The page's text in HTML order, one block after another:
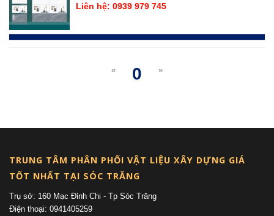
Liên hệ: 0939 979 745
«
0
»
TRUNG TÂM PHÂN PHỐI VẬT LIỆU XÂY DỰNG GIÁ
TỐT NHẤT TẠI SÓC TRĂNG
Trụ sở: 160 Mạc Đỉnh Chi - Tp Sóc Trăng
Điện thoại: 0941405259